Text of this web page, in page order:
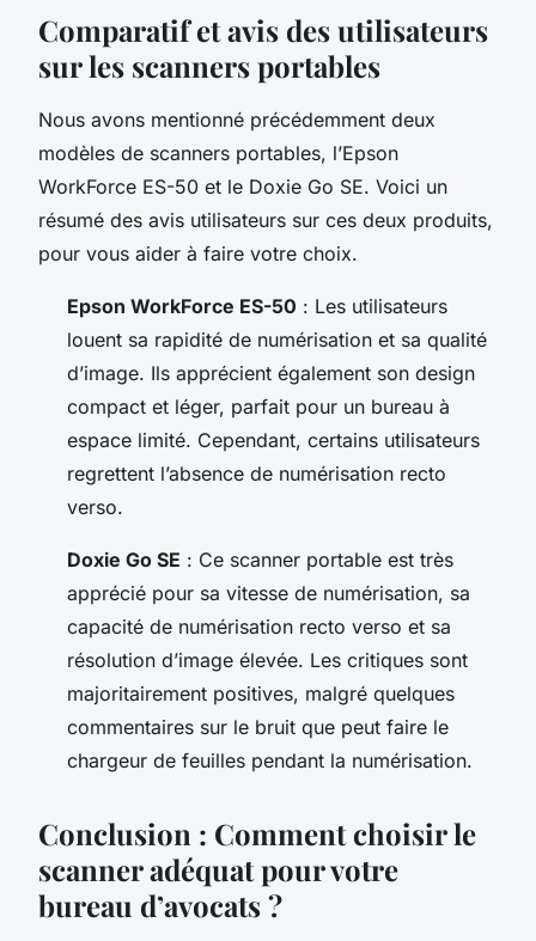
Comparatif et avis des utilisateurs
sur les scanners portables
Nous avons mentionné précédemment deux
modèles de scanners portables, l’Epson
WorkForce ES-50 et le Doxie Go SE. Voici un
résumé des avis utilisateurs sur ces deux produits,
pour vous aider à faire votre choix.
Epson WorkForce ES-50 : Les utilisateurs
louent sa rapidité de numérisation et sa qualité
d’image. Ils apprécient également son design
compact et léger, parfait pour un bureau à
espace limité. Cependant, certains utilisateurs
regrettent l’absence de numérisation recto
verso.
Doxie Go SE : Ce scanner portable est très
apprécié pour sa vitesse de numérisation, sa
capacité de numérisation recto verso et sa
résolution d’image élevée. Les critiques sont
majoritairement positives, malgré quelques
commentaires sur le bruit que peut faire le
chargeur de feuilles pendant la numérisation.
Conclusion : Comment choisir le
scanner adéquat pour votre
bureau d’avocats ?